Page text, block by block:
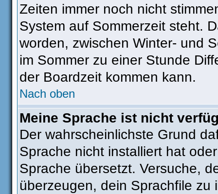
Zeiten immer noch nicht
System auf Sommerzeit steht.
worden, zwischen Winter- und
im Sommer zu einer Stunde
der Boardzeit kommen kann.
Nach oben
Meine Sprache ist nicht
Der wahrscheinlichste Grund
Sprache nicht installiert hat
Sprache übersetzt. Versuche,
überzeugen, dein Sprachfile zu